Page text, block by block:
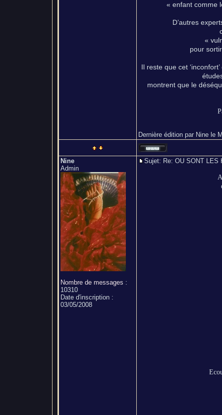
« enfant comme
D’autres
«
pour
Il reste que cet
montrent que le
Dernière édition par Nine le
Nine
Admin
Nombre de messages :
10310
Date d'inscription :
03/05/2008
Sujet: Re: OU SONT